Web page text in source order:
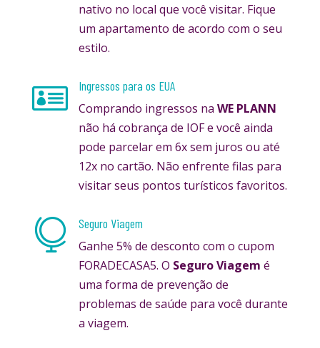
nativo no local que você visitar. Fique
um apartamento de acordo com o seu
estilo.

Ingressos para os EUA
Comprando ingressos na WE PLANN
não há cobrança de IOF e você ainda
pode parcelar em 6x sem juros ou até
12x no cartão. Não enfrente filas para
visitar seus pontos turísticos favoritos.

Seguro Viagem
Ganhe 5% de desconto com o cupom
FORADECASA5. O Seguro Viagem é
uma forma de prevenção de
problemas de saúde para você durante
a viagem.